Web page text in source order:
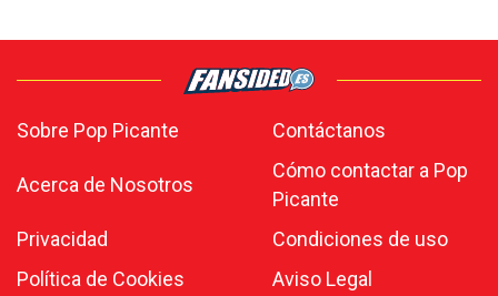
Sobre Pop Picante Contáctanos
Acerca de Nosotros
Cómo contactar a Pop
Picante
Privacidad
Condiciones de uso
Política de Cookies
Aviso Legal